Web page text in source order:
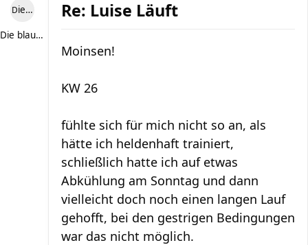
Die blaue Luise
Die blaue Luise
Re: Luise Läuft
Moinsen!
KW 26
fühlte sich für mich nicht so an, als
hätte ich heldenhaft trainiert,
schließlich hatte ich auf etwas
Abkühlung am Sonntag und dann
vielleicht doch noch einen langen Lauf
gehofft, bei den gestrigen Bedingungen
war das nicht möglich.